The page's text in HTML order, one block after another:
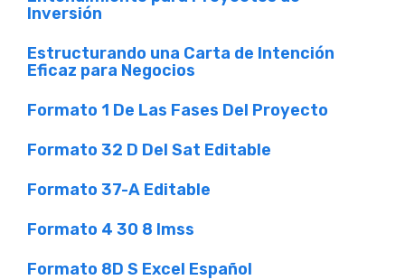
Inversión
Estructurando una Carta de Intención
Eficaz para Negocios
Formato 1 De Las Fases Del Proyecto
Formato 32 D Del Sat Editable
Formato 37-A Editable
Formato 4 30 8 Imss
Formato 8D S Excel Español